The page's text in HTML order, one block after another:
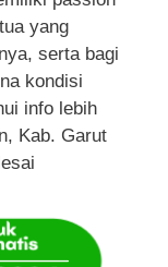
yang
serta bagi
kondisi
info lebih
Kab. Garut